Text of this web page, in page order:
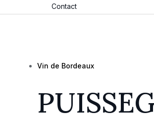
Contact
Vin de Bordeaux